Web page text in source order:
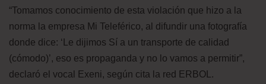
“Tomamos conocimiento de esta violación que hizo a la
norma la empresa Mi Teleférico, al difundir una fotografía
donde dice: ‘Le dijimos Sí a un transporte de calidad
(cómodo)’, eso es propaganda y no lo vamos a permitir”,
declaró el vocal Exeni, según cita la red ERBOL.